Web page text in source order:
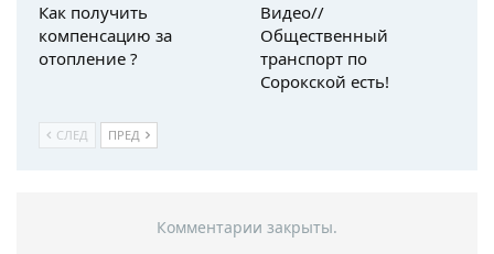
Как получить
компенсацию за
отопление ?
Видео//
Общественный
транспорт по
Сорокской есть!
СЛЕД ПРЕД
Комментарии закрыты.